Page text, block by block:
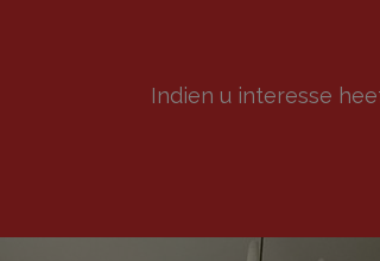
Indien u interesse